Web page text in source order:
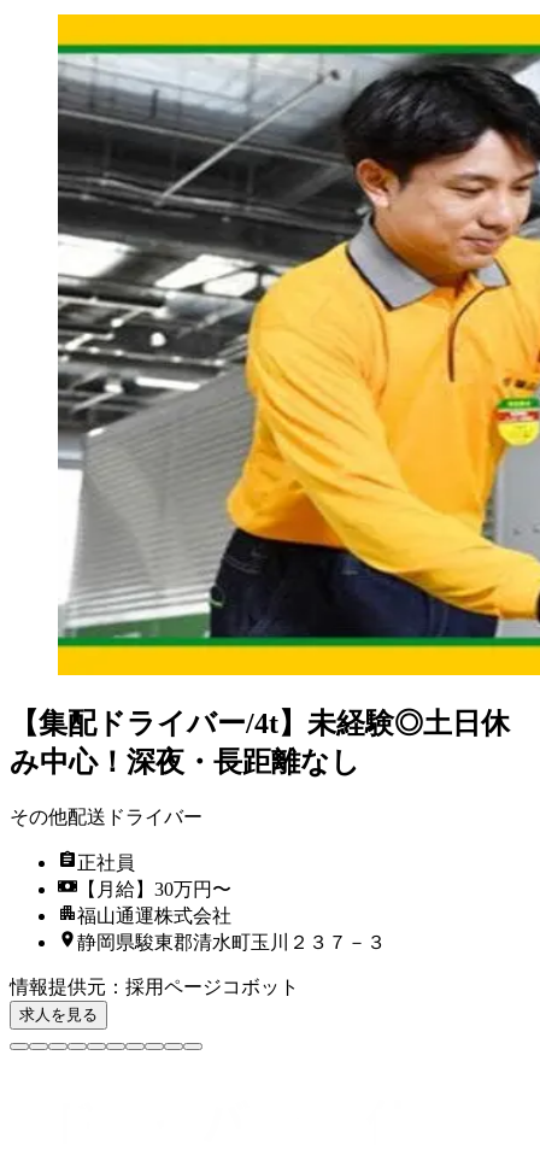
【集配ドライバー/4t】未経験◎土日休
み中心！深夜・長距離なし
その他配送ドライバー
正社員
【月給】30万円〜
福山通運株式会社
静岡県駿東郡清水町玉川２３７－３
情報提供元 ： 採用ページコボット
求人を見る